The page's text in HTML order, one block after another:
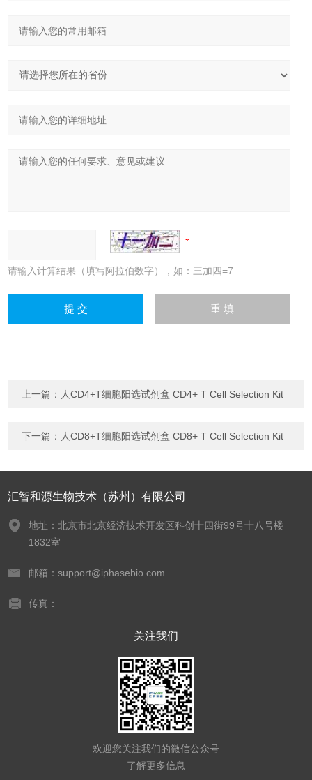
请输入计算结果（填写阿拉伯数字），如：三加四=7
上一篇： 人CD4+T细胞阳选试剂盒 CD4+ T Cell Selection Kit
下一篇： 人CD8+T细胞阳选试剂盒 CD8+ T Cell Selection Kit
汇智和源生物技术（苏州）有限公司
地址：北京市北京经济技术开发区科创十四街99号十八号楼
1832室
邮箱：support@iphasebio.com
传真：
关注我们
欢迎您关注我们的微信公众号
了解更多信息